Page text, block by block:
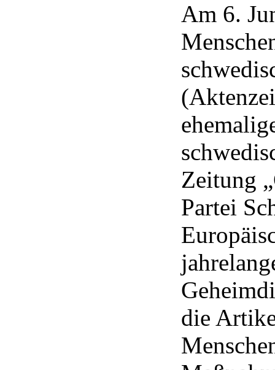
Am 6.
Zeitung
Partei
die